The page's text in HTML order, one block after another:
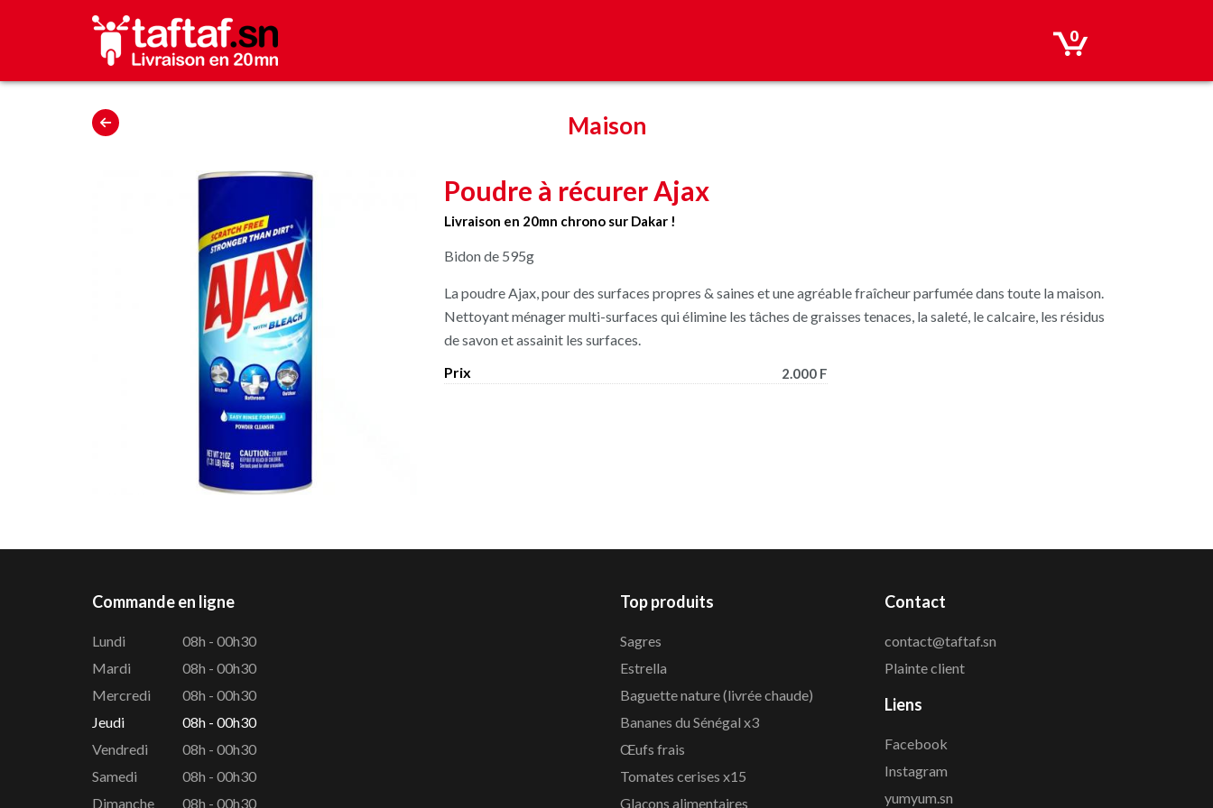
0
Maison
Poudre à récurer Ajax
Livraison en 20mn chrono sur Dakar !
Bidon de 595g
La poudre Ajax, pour des surfaces propres & saines et une agréable fraîcheur parfumée dans toute la maison.
Nettoyant ménager multi-surfaces qui élimine les tâches de graisses tenaces, la saleté, le calcaire, les résidus
de savon et assainit les surfaces.
Prix
2.000 F
Commande en ligne
Lundi
08h - 00h30
Mardi
08h - 00h30
Mercredi
08h - 00h30
Jeudi
08h - 00h30
Vendredi
08h - 00h30
Samedi
08h - 00h30
Dimanche
08h - 00h30
Top produits
Sagres
Estrella
Baguette nature (livrée chaude)
Bananes du Sénégal x3
Œufs frais
Tomates cerises x15
Glaçons alimentaires
Contact
contact@taftaf.sn
Plainte client
Liens
Facebook
Instagram
yumyum.sn